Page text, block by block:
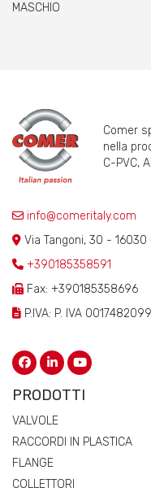
MASCHIO
Comer
nella
C-PVC,
info@comeritaly.com
Via Tangoni, 30 - 16030
+390185358591
Fax: +390185358696
P.IVA: P. IVA
PRODOTTI
VALVOLE
RACCORDI IN PLASTICA
FLANGE
COLLETTORI